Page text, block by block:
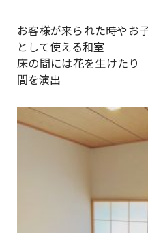
お客様が来られた時やお
として使える和室
床の間には花を生けた
間を演出